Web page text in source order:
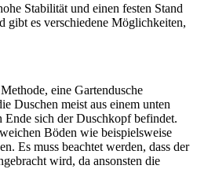
Stabilität und einen festen Stand
gibt es verschiedene Möglichkeiten,
eine Gartendusche
Duschen meist aus einem unten
Ende sich der Duschkopf befindet.
Böden wie beispielsweise
Es muss beachtet werden, dass der
wird, da ansonsten die